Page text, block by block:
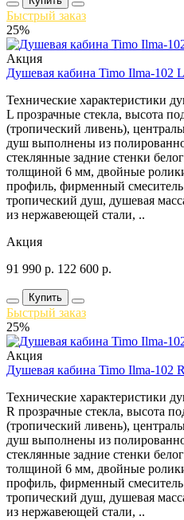
Быстрый заказ
25%
Акция
Душевая кабина Timo Ilma-102 L
Технические характеристики
L прозрачные стекла, высота
(тропический ливень),
душ выполнены из
стеклянные задние стенки
толщиной 6 мм, двойные
профиль, фирменный
тропический душ, душевая
из нержавеющей стали, ..
Акция
91 990 р. 122 600 р.
Купить
Быстрый заказ
25%
Акция
Душевая кабина Timo Ilma-102 R
Технические характеристики
R прозрачные стекла, высота
(тропический ливень),
душ выполнены из
стеклянные задние стенки
толщиной 6 мм, двойные
профиль, фирменный
тропический душ, душевая
из нержавеющей стали, ..